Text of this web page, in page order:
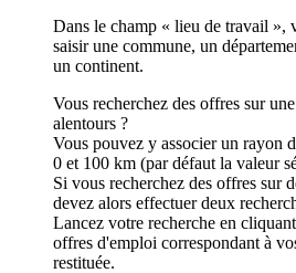
Dans le champ « lieu de travail »,
saisir une commune, un
un continent.
Vous recherchez des offres sur
alentours ?
Vous pouvez y associer un rayon
0 et 100 km (par défaut la valeur
Si vous recherchez des offres sur
devez alors effectuer deux
Lancez votre recherche en
offres d'emploi correspondant à
restituée.